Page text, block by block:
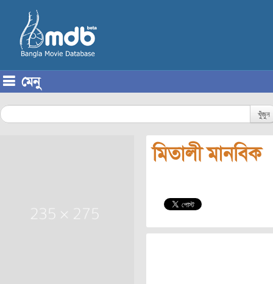
মেনু
খুঁজুন
মিতালী মানবিক